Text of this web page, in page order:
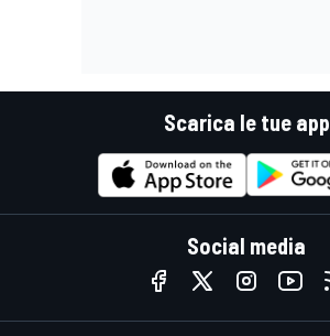
Scarica le tue app
Social media